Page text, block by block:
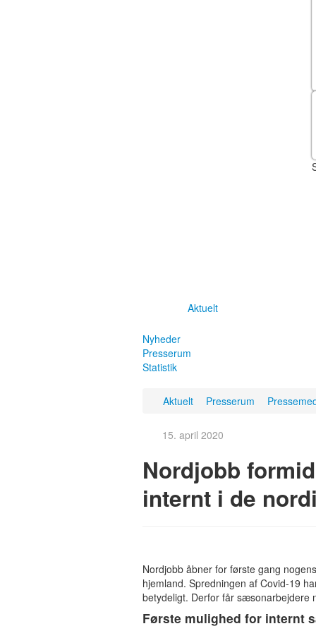
Aktuelt
Nyheder
Presserum
Statistik
Aktuelt Presserum
15. april 2020
Nordjobb
internt i de
Nordjobb åbner for første gang
hjemland. Spredningen af Covid-19
betydeligt. Derfor får
Første mulighed for internt